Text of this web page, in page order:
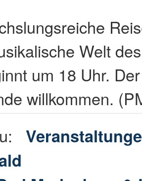
Welt
um 18 Uhr.
willkommen.